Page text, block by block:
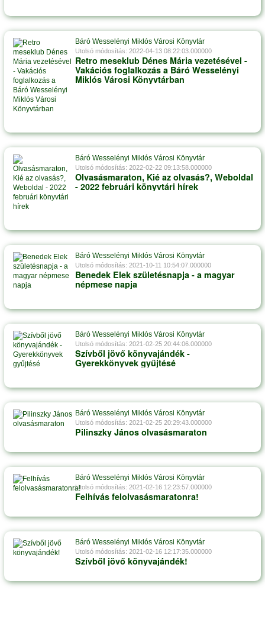
Báró Wesselényi Miklós Városi Könyvtár
Utolsó módosítás: 2022-04-13 08:22:03.000000
Retro meseklub Dénes Mária vezetésével -
Vakációs foglalkozás a Báró Wesselényi
Miklós Városi Könyvtárban
Báró Wesselényi Miklós Városi Könyvtár
Utolsó módosítás: 2022-02-22 09:13:58.000000
Olvasásmaraton, Kié az olvasás?, Weboldal
- 2022 februári könyvtári hírek
Báró Wesselényi Miklós Városi Könyvtár
Utolsó módosítás: 2021-10-11 10:54:07.000000
Benedek Elek születésnapja - a magyar
népmese napja
Báró Wesselényi Miklós Városi Könyvtár
Utolsó módosítás: 2021-02-25 20:44:06.000000
Szívből jövő könyvajándék -
Gyerekkönyvek gyűjtésé
Báró Wesselényi Miklós Városi Könyvtár
Utolsó módosítás: 2021-02-25 20:29:43.000000
Pilinszky János olvasásmaraton
Báró Wesselényi Miklós Városi Könyvtár
Utolsó módosítás: 2021-02-16 12:23:57.000000
Felhívás felolvasásmaratonra!
Báró Wesselényi Miklós Városi Könyvtár
Utolsó módosítás: 2021-02-16 12:17:35.000000
Szívből jövő könyvajándék!